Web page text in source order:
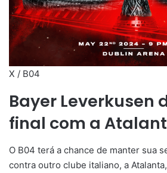
X / B04
Bayer Leverkusen
final com a
O B04 terá a chance de manter sua
contra outro clube italiano, a